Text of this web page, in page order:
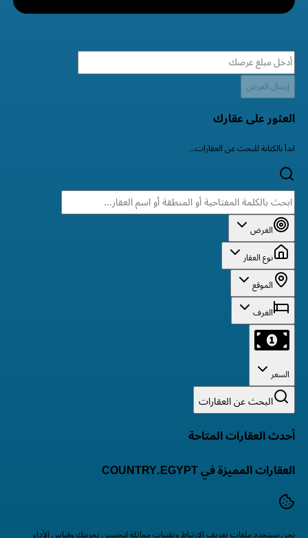
إرسال العرض
العثور على عقارك
ابدأ بالكتابة للبحث عن العقارات...
الغرض
نوع العقار
الموقع
الغرف
السعر
البحث عن العقارات
أحدث العقارات المتاحة
العقارات المميزة في COUNTRY.EGYPT